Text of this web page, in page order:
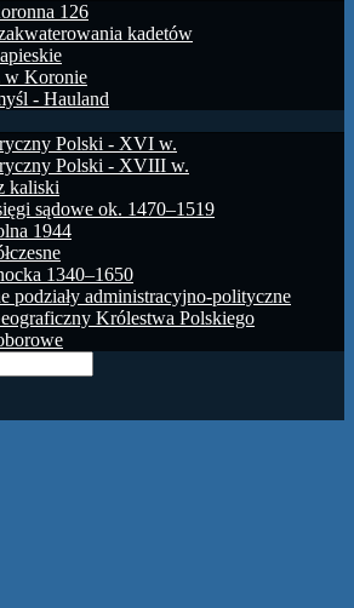
126
kadetów
w Koronie
- Hauland
Polski - XVI w.
Polski - XVIII w.
kaliski
sądowe ok. 1470–1519
1944
1340–1650
podziały administracyjno-polityczne
Królestwa Polskiego